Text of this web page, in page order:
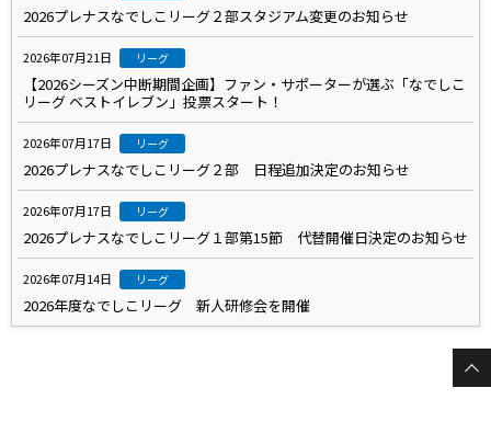
2026プレナスなでしこリーグ２部スタジアム変更のお知らせ
2026年07月21日 リーグ
【2026シーズン中断期間企画】ファン・サポーターが選ぶ「なでしこ
リーグ ベストイレブン」投票スタート！
2026年07月17日 リーグ
2026プレナスなでしこリーグ２部 日程追加決定のお知らせ
2026年07月17日 リーグ
2026プレナスなでしこリーグ１部第15節 代替開催日決定のお知らせ
2026年07月14日 リーグ
2026年度なでしこリーグ 新人研修会を開催